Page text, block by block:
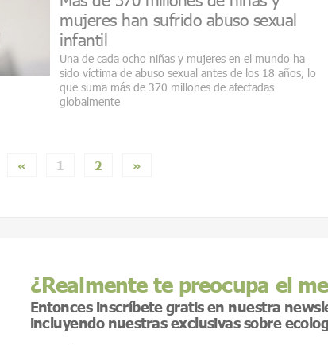
mujeres han sufrido abuso sexual
infantil
Una de cada ocho niñas y mujeres en el mundo ha
sido víctima de abuso sexual antes de los 18 años, lo
que suma más de 370 millones de afectadas
globalmente
« 1 2 »
¿Realmente te preocupa el
Entonces inscríbete gratis en nuestra
incluyendo nuestras exclusivas sobre